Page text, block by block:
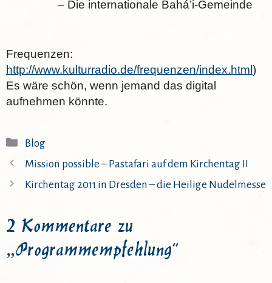
– Die internationale Bahá’i-Gemeinde
Frequenzen:
http://www.kulturradio.de/frequenzen/index.html )
Es wäre schön, wenn jemand das digital
aufnehmen könnte.
Kategorien
Blog
Mission possible – Pastafari auf dem Kirchentag II
Kirchentag 2011 in Dresden – die Heilige Nudelmesse
2 Kommentare zu
„Programmempfehlung“